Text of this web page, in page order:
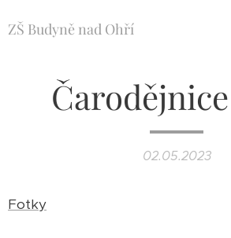
ZŠ Budyně nad Ohří
02.05.2023
Fotky